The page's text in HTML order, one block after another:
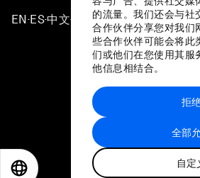
的流量。我们还会与社
合作伙伴分享您对我们
些合作伙伴可能会将此
们或他们在您使用其服
他信息相结合。
全部
自定
拒
EN ▪ES▪中文▪ 日本語
站点地图
世界经济